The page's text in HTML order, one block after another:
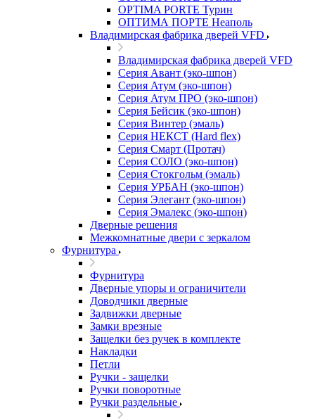
OPTIMA PORTE Турин
ОПТИМА ПОРТЕ Неаполь
Владимирская фабрика дверей VFD
Владимирская фабрика дверей VFD
Серия Авант (эко-шпон)
Серия Атум (эко-шпон)
Серия Атум ПРО (эко-шпон)
Серия Бейсик (эко-шпон)
Серия Винтер (эмаль)
Серия НЕКСТ (Hard flex)
Серия Смарт (Протач)
Серия СОЛО (эко-шпон)
Серия Стокгольм (эмаль)
Серия УРБАН (эко-шпон)
Серия Элегант (эко-шпон)
Серия Эмалекс (эко-шпон)
Дверные решения
Межкомнатные двери c зеркалом
Фурнитура
Фурнитура
Дверные упоры и ограничители
Доводчики дверные
Задвижки дверные
Замки врезные
Защелки без ручек в комплекте
Накладки
Петли
Ручки - защелки
Ручки поворотные
Ручки раздельные